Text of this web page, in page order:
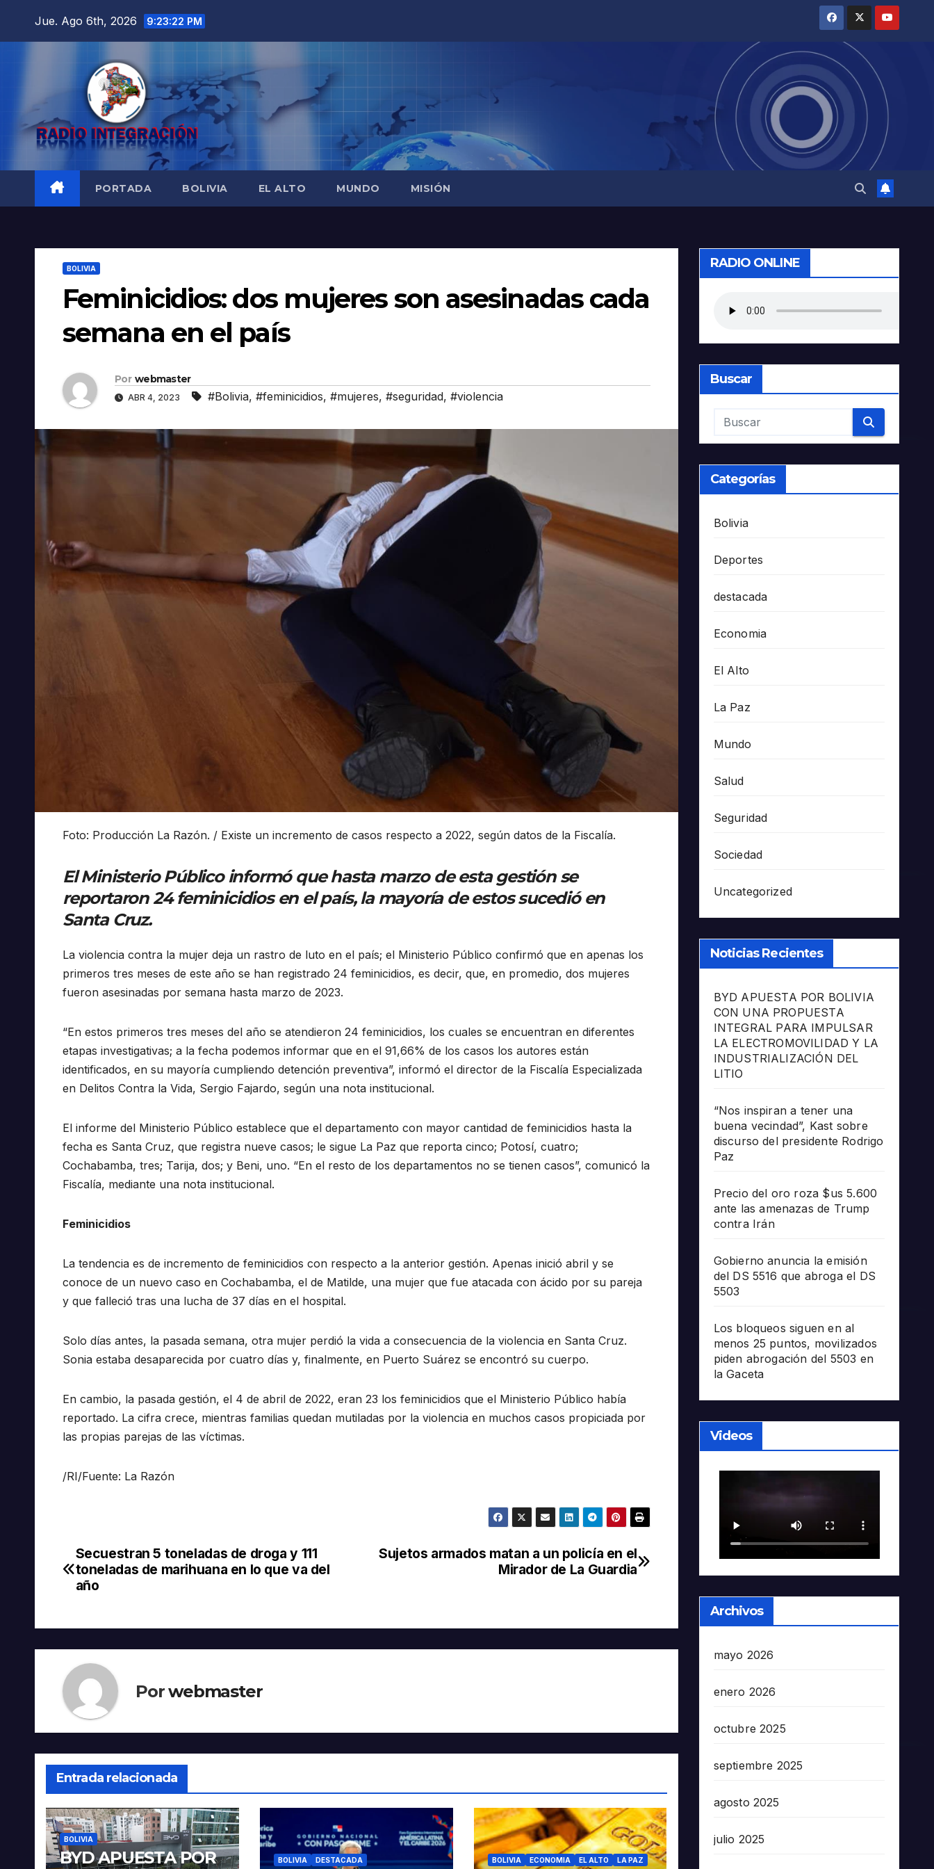
Jue. Ago 6th, 2026 9:23:23 PM
PORTADA BOLIVIA EL ALTO MUNDO MISIÓN
BOLIVIA
Feminicidios: dos mujeres son asesinadas cada
semana en el país
Por webmaster
ABR 4, 2023 #Bolivia, #feminicidios, #mujeres, #seguridad, #violencia
Foto: Producción La Razón. / Existe un incremento de casos respecto a 2022, según datos de la Fiscalía.
El Ministerio Público informó que hasta marzo de esta gestión se
reportaron 24 feminicidios en el país, la mayoría de estos sucedió en
Santa Cruz.
La violencia contra la mujer deja un rastro de luto en el país; el Ministerio Público confirmó que en apenas los
primeros tres meses de este año se han registrado 24 feminicidios, es decir, que, en promedio, dos mujeres
fueron asesinadas por semana hasta marzo de 2023.
“En estos primeros tres meses del año se atendieron 24 feminicidios, los cuales se encuentran en diferentes
etapas investigativas; a la fecha podemos informar que en el 91,66% de los casos los autores están
identificados, en su mayoría cumpliendo detención preventiva”, informó el director de la Fiscalía Especializada
en Delitos Contra la Vida, Sergio Fajardo, según una nota institucional.
El informe del Ministerio Público establece que el departamento con mayor cantidad de feminicidios hasta la
fecha es Santa Cruz, que registra nueve casos; le sigue La Paz que reporta cinco; Potosí, cuatro;
Cochabamba, tres; Tarija, dos; y Beni, uno. “En el resto de los departamentos no se tienen casos”, comunicó la
Fiscalía, mediante una nota institucional.
Feminicidios
La tendencia es de incremento de feminicidios con respecto a la anterior gestión. Apenas inició abril y se
conoce de un nuevo caso en Cochabamba, el de Matilde, una mujer que fue atacada con ácido por su pareja
y que falleció tras una lucha de 37 días en el hospital.
Solo días antes, la pasada semana, otra mujer perdió la vida a consecuencia de la violencia en Santa Cruz.
Sonia estaba desaparecida por cuatro días y, finalmente, en Puerto Suárez se encontró su cuerpo.
En cambio, la pasada gestión, el 4 de abril de 2022, eran 23 los feminicidios que el Ministerio Público había
reportado. La cifra crece, mientras familias quedan mutiladas por la violencia en muchos casos propiciada por
las propias parejas de las víctimas.
/RI/Fuente: La Razón
Navegación
de
Sujetos armados matan a un policía en el
Mirador de La Guardia
Secuestran 5 toneladas de droga y 111
toneladas de marihuana en lo que va del
año
Porwebmaster
Entrada relacionada
BOLIVIA
BYD APUESTA POR
BOLIVIA DESTACADA BOLIVIA ECONOMIA EL ALTO LA PAZ
RADIO ONLINE
Buscar
Categorías
Bolivia
Deportes
destacada
Economia
El Alto
La Paz
Mundo
Salud
Seguridad
Sociedad
Uncategorized
Noticias Recientes
BYD APUESTA POR BOLIVIA
CON UNA PROPUESTA
INTEGRAL PARA IMPULSAR
LA ELECTROMOVILIDAD Y LA
INDUSTRIALIZACIÓN DEL
LITIO
“Nos inspiran a tener una
buena vecindad”, Kast sobre
discurso del presidente Rodrigo
Paz
Precio del oro roza $us 5.600
ante las amenazas de Trump
contra Irán
Gobierno anuncia la emisión
del DS 5516 que abroga el DS
5503
Los bloqueos siguen en al
menos 25 puntos, movilizados
piden abrogación del 5503 en
la Gaceta
Videos
Archivos
mayo 2026
enero 2026
octubre 2025
septiembre 2025
agosto 2025
julio 2025